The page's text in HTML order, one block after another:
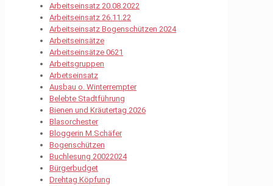
Arbeitseinsatz 20.08.2022
Arbeitseinsatz 26.11.22
Arbeitseinsatz Bogenschützen 2024
Arbeitseinsätze
Arbeitseinsätze 0621
Arbeitsgruppen
Arbetseinsatz
Ausbau o. Winterrempter
Belebte Stadtführung
Bienen und Kräutertag 2026
Blasorchester
Bloggerin M.Schäfer
Bogenschützen
Buchlesung 20022024
Bürgerbudget
Drehtag Köpfung